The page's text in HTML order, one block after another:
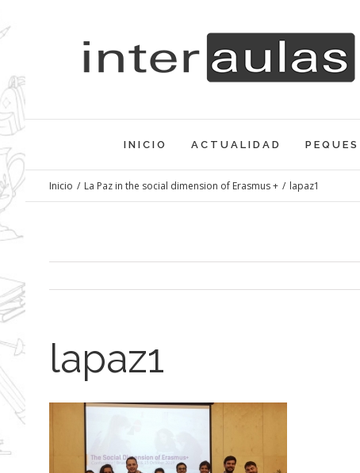
al
INICIO ACTUALIDAD PEQUES
Inicio / La Paz in the social dimension of Erasmus + / lapaz1
lapaz1